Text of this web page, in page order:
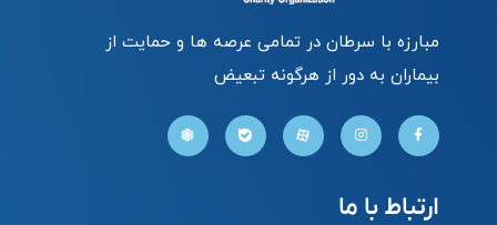
مبارزه با سرطان در تمامی عرصه ها و حمایت از
بیماران به دور از هرگونه تبعیض
ارتباط با ما